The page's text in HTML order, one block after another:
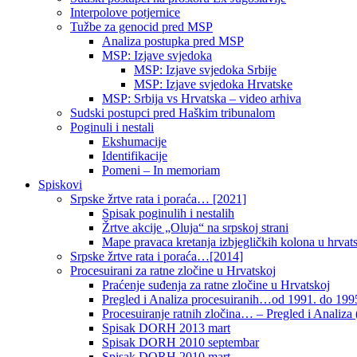
Interpolove potjernice
Tužbe za genocid pred MSP
Analiza postupka pred MSP
MSP: Izjave svjedoka
MSP: Izjave svjedoka Srbije
MSP: Izjave svjedoka Hrvatske
MSP: Srbija vs Hrvatska – video arhiva
Sudski postupci pred Haškim tribunalom
Poginuli i nestali
Ekshumacije
Identifikacije
Pomeni – In memoriam
Spiskovi
Srpske žrtve rata i poraća… [2021]
Spisak poginulih i nestalih
Žrtve akcije „Oluja“ na srpskoj strani
Mape pravaca kretanja izbjegličkih kolona u
Srpske žrtve rata i poraća…[2014]
Procesuirani za ratne zločine u Hrvatskoj
Praćenje suđenja za ratne zločine u Hrvatskoj
Pregled i Analiza procesuiranih…od 1991. do
Procesuiranje ratnih zločina… – Pregled i Analiza
Spisak DORH 2013 mart
Spisak DORH 2010 septembar